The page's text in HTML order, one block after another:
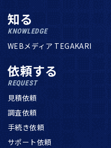
知る
KNOWLEDGE
WEBメディア TEGAKARI
依頼する
REQUEST
見積依頼
調査依頼
手続き依頼
サポート依頼